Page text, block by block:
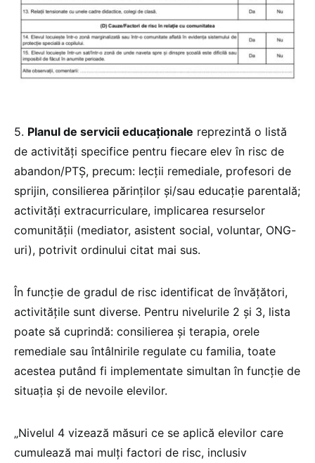
5. Planul de servicii educaționale reprezintă o listă
de activități specifice pentru fiecare elev în risc de
abandon/PTȘ, precum: lecții remediale, profesori de
sprijin, consilierea părinților și/sau educație parentală;
activități extracurriculare, implicarea resurselor
comunității (mediator, asistent social, voluntar, ONG-
uri), potrivit ordinului citat mai sus.
În funcție de gradul de risc identificat de învățători,
activitățile sunt diverse. Pentru nivelurile 2 și 3, lista
poate să cuprindă: consilierea și terapia, orele
remediale sau întâlnirile regulate cu familia, toate
acestea putând fi implementate simultan în funcție de
situația și de nevoile elevilor.
„Nivelul 4 vizează măsuri ce se aplică elevilor care
cumulează mai mulți factori de risc, inclusiv